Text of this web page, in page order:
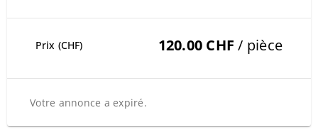
Prix (CHF) 120.00 CHF / pièce
Votre annonce a expiré.